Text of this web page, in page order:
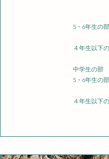
８位
5・6年生
５位
４年生以
中学生の
5・6年生
５位
４年生以下
９位